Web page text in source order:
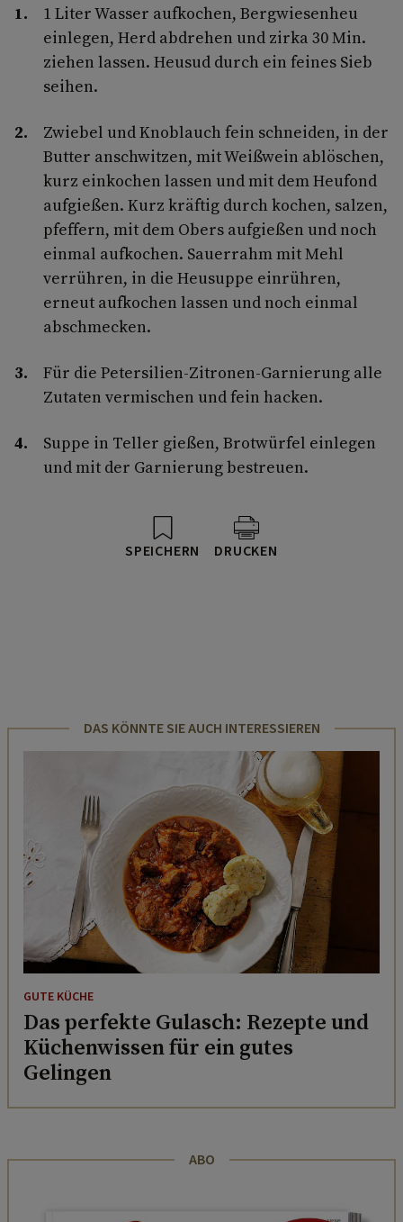
1 Liter Wasser aufkochen, Bergwiesenheu
einlegen, Herd abdrehen und zirka 30 Min.
ziehen lassen. Heusud durch ein feines Sieb
seihen.
Zwiebel und Knoblauch fein schneiden, in der
Butter anschwitzen, mit Weißwein ablöschen,
kurz einkochen lassen und mit dem Heufond
aufgießen. Kurz kräftig durch kochen, salzen,
pfeffern, mit dem Obers aufgießen und noch
einmal aufkochen. Sauerrahm mit Mehl
verrühren, in die Heusuppe einrühren,
erneut aufkochen lassen und noch einmal
abschmecken.
Für die Petersilien-Zitronen-Garnierung alle
Zutaten vermischen und fein hacken.
Suppe in Teller gießen, Brotwürfel einlegen
und mit der Garnierung bestreuen.
SPEICHERN DRUCKEN
DAS KÖNNTE SIE AUCH INTERESSIEREN
GUTE KÜCHE
Das perfekte Gulasch: Rezepte und
Küchenwissen für ein gutes
Gelingen
ABO